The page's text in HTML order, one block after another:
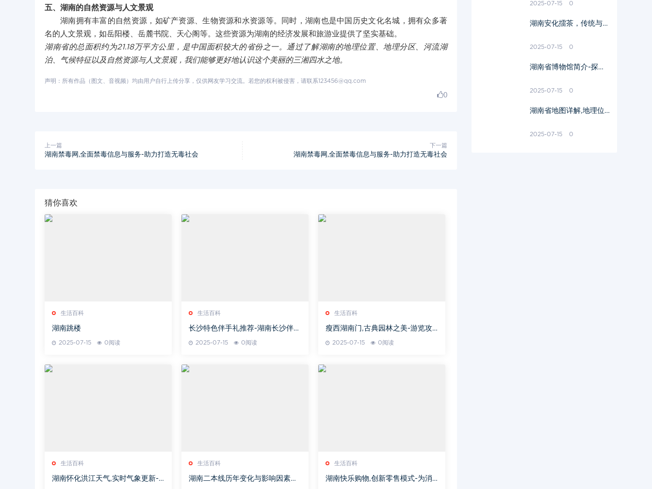
五、湖南的自然资源与人文景观
湖南拥有丰富的自然资源，如矿产资源、生物资源和水资源等。同时，湖南也是中国历史文化名城，拥有众多著
名的人文景观，如岳阳楼、岳麓书院、天心阁等。这些资源为湖南的经济发展和旅游业提供了坚实基础。
湖南省的总面积约为21.18万平方公里，是中国面积较大的省份之一。通过了解湖南的地理位置、地理分区、河流湖
泊、气候特征以及自然资源与人文景观，我们能够更好地认识这个美丽的三湘四水之地。
声明：所有作品（图文、音视频）均由用户自行上传分享，仅供网友学习交流。若您的权利被侵害，请联系123456@qq.com
0
上一篇
湖南禁毒网,全面禁毒信息与服务-助力打造无毒社会
下一篇
湖南禁毒网,全面禁毒信息与服务-助力打造无毒社会
猜你喜欢
生活百科
湖南跳楼
2025-07-15 0阅读
生活百科
长沙特色伴手礼推荐-湖南长沙伴手
2025-07-15 0阅读
生活百科
瘦西湖南门,古典园林之美-游览攻
2025-07-15 0阅读
生活百科
湖南怀化洪江天气,实时气象更新-
生活百科
湖南二本线历年变化与影响因素解
生活百科
湖南快乐购物,创新零售模式-为消
2025-07-15 0
湖南安化擂茶，传统与健
南
2025-07-15 0
湖南省博物馆简介-探寻
2025-07-15 0
湖南省地图详解,地理位
2025-07-15 0